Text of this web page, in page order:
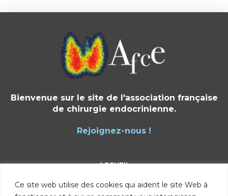
Ce site web utilise des cookies qui aident le site Web à
Bienvenue sur le site de l'association française
de chirurgie endocrinienne.
Rejoignez-nous !
ACCUEIL
Présentation